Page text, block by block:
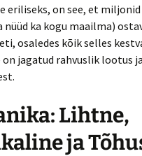
eriliseks, on see, et
nüüd ka kogu maailma)
osaledes kõik selles
on jagatud rahvuslik lootus
Lihtne,
ja